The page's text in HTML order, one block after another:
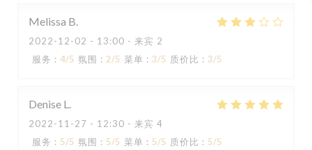
Melissa B
2022-12-02 - 13:00 - 来宾 2
服务 : 4/5 氛围 : 2/5 菜单 : 3/5 质价比 : 3/5
Denise L
2022-11-27 - 12:30 - 来宾 4
服务 : 5/5 氛围 : 5/5 菜单 : 5/5 质价比 : 5/5